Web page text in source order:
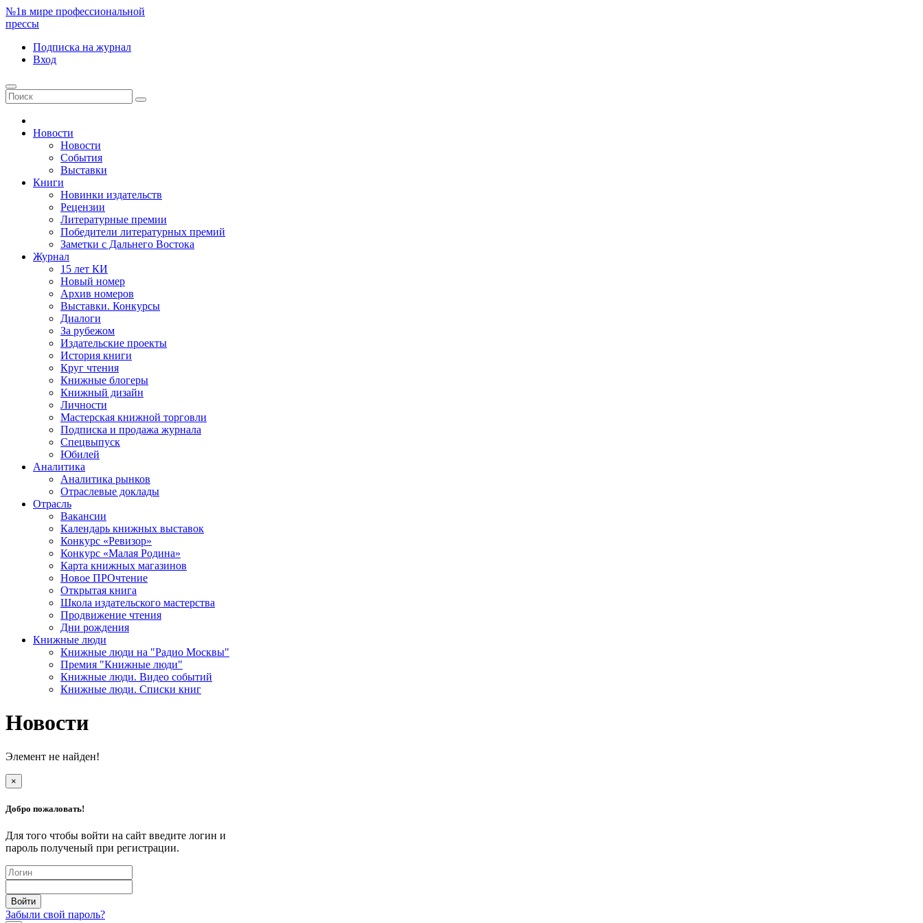
№1в мире профессиональной
прессы
Подписка на журнал
Вход
Новости
Новости
События
Выставки
Книги
Новинки издательств
Рецензии
Литературные премии
Победители литературных премий
Заметки с Дальнего Востока
Журнал
15 лет КИ
Новый номер
Архив номеров
Выставки. Конкурсы
Диалоги
За рубежом
Издательские проекты
История книги
Круг чтения
Книжные блогеры
Книжный дизайн
Личности
Мастерская книжной торговли
Подписка и продажа журнала
Спецвыпуск
Юбилей
Аналитика
Аналитика рынков
Отраслевые доклады
Отрасль
Вакансии
Календарь книжных выставок
Конкурс «Ревизор»
Конкурс «Малая Родина»
Карта книжных магазинов
Новое ПРОчтение
Открытая книга
Школа издательского мастерства
Продвижение чтения
Дни рождения
Книжные люди
Книжные люди на "Радио Москвы"
Премия "Книжные люди"
Книжные люди. Видео событий
Книжные люди. Списки книг
Новости
Элемент не найден!
×
Добро пожаловать!
Для того чтобы войти на сайт введите логин и
пароль полученый при регистрации.
Забыли свой пароль?